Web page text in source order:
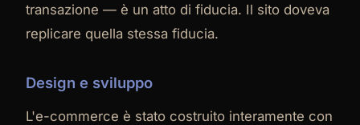
transazione — è un atto di fiducia. Il sito doveva
replicare quella stessa fiducia.
Design e sviluppo
L'e-commerce è stato costruito interamente con